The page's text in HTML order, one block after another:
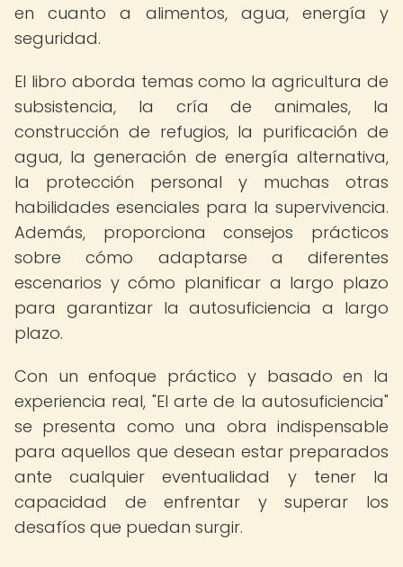
en cuanto a alimentos, agua, energía y
seguridad.
El libro aborda temas como la agricultura de
subsistencia, la cría de animales, la
construcción de refugios, la purificación de
agua, la generación de energía alternativa,
la protección personal y muchas otras
habilidades esenciales para la supervivencia.
Además, proporciona consejos prácticos
sobre cómo adaptarse a diferentes
escenarios y cómo planificar a largo plazo
para garantizar la autosuficiencia a largo
plazo.
Con un enfoque práctico y basado en la
experiencia real, "El arte de la autosuficiencia"
se presenta como una obra indispensable
para aquellos que desean estar preparados
ante cualquier eventualidad y tener la
capacidad de enfrentar y superar los
desafíos que puedan surgir.